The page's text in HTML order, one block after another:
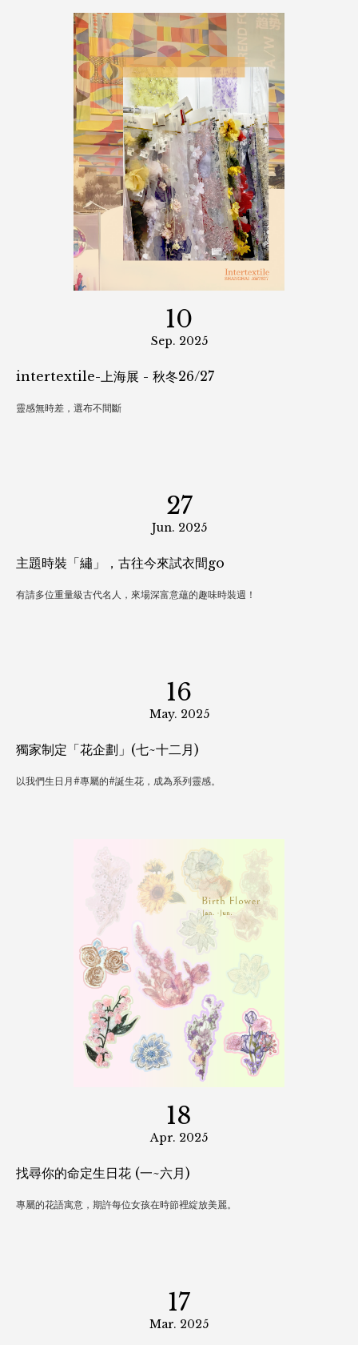
10
Sep. 2025
intertextile-上海展 - 秋冬26/27
靈感無時差，選布不間斷
27
Jun. 2025
主題時裝「繡」，古往今來試衣間go
有請多位重量級古代名人，來場深富意蘊的趣味時裝週！
16
May. 2025
獨家制定「花企劃」(七~十二月)
以我們生日月#專屬的#誕生花，成為系列靈感。
18
Apr. 2025
找尋你的命定生日花 (一~六月)
專屬的花語寓意，期許每位女孩在時節裡綻放美麗。
17
Mar. 2025